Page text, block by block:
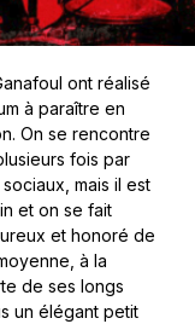
ont réalisé
à paraître en
On se rencontre
fois par
mais il est
et on se fait
et honoré de
à la
de ses longs
un élégant petit